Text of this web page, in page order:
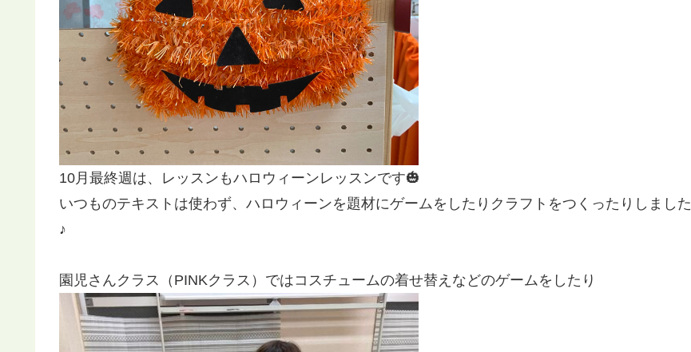
10月最終週は、レッスンもハロウィーンレッスンです🎃
いつものテキストは使わず、ハロウィーンを題材にゲームをしたりクラフトをつくったりしました
♪
園児さんクラス（PINKクラス）ではコスチュームの着せ替えなどのゲームをしたり